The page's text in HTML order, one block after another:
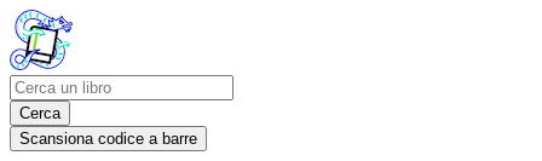
Cerca
Scansiona codice a barre